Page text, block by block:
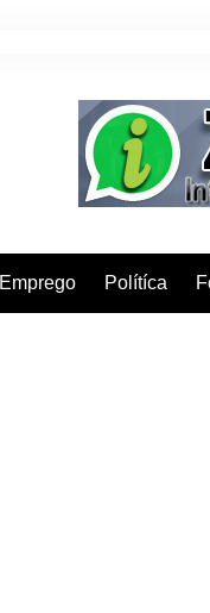
Emprego Polítíca